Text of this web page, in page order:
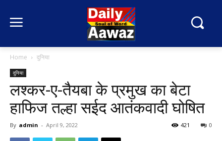
Home दुनिया
दुनिया
लश्कर-ए-तैयबा के प्रमुख का बेटा
हाफिज तल्हा सईद आतंकवादी घोषित
By admin - April 9, 2022 0
421